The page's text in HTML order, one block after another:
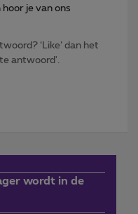
je van ons
‘Like’ dan het
antwoord'.
wordt in de